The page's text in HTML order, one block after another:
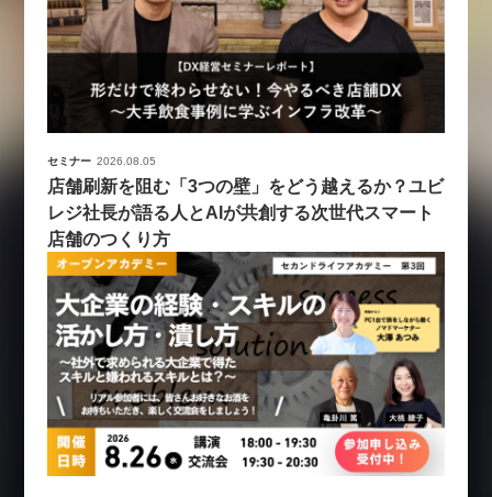
セミナー 2026.08.05
店舗刷新を阻む「3つの壁」をどう越えるか？ユビ
レジ社長が語る人とAIが共創する次世代スマート
店舗のつくり方